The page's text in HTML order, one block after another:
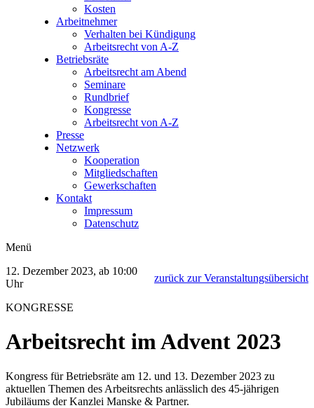
Kosten
Arbeitnehmer
Verhalten bei Kündigung
Arbeitsrecht von A-Z
Betriebsräte
Arbeitsrecht am Abend
Seminare
Rundbrief
Kongresse
Arbeitsrecht von A-Z
Presse
Netzwerk
Kooperation
Mitgliedschaften
Gewerkschaften
Kontakt
Impressum
Datenschutz
Menü
zurück zur Veranstaltungsübersicht
12. Dezember 2023, ab 10:00
Uhr
KONGRESSE
Arbeitsrecht im Advent 2023
Kongress für Betriebsräte am 12. und 13. Dezember 2023 zu
aktuellen Themen des Arbeitsrechts anlässlich des 45-jährigen
Jubiläums der Kanzlei Manske & Partner.